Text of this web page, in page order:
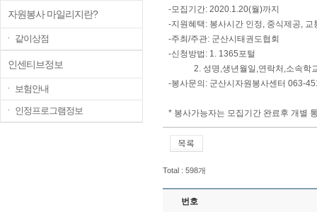
자원봉사 마일리지란?
ㆍ 같이상점
인센티브정보
ㆍ 보험안내
ㆍ 인정프로그램정보
-모집기간: 2020.1.20(월)까지
-지원혜택: 봉사시간 인정, 중식제공,
-주최/주관: 군산시태권도협회
-신청방법: 1. 1365포털
2. 성명,생년월일,연락처,소속학교
-봉사문의: 군산시자원봉사센터 063-
* 봉사가능자는 모집기간 완료후 개별
Total : 598개
번호